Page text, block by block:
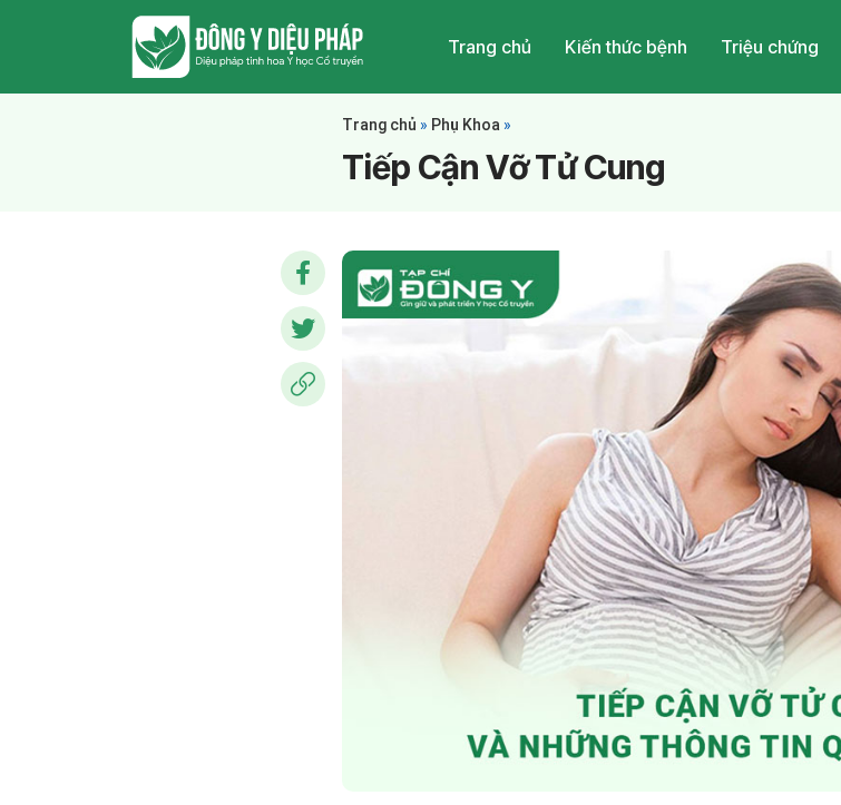
Trang chủ Kiến thức bệnh Triệu chứng
Trang chủ » Phụ Khoa »
Tiếp Cận Vỡ Tử Cung